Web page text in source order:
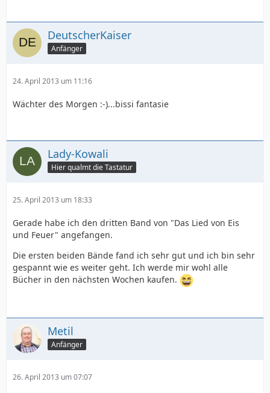
DeutscherKaiser
Anfänger
24. April 2013 um 11:16
Wächter des Morgen :-)...bissi fantasie
Lady-Kowali
Hier qualmt die Tastatur
25. April 2013 um 18:33
Gerade habe ich den dritten Band von "Das Lied von Eis
und Feuer" angefangen.
Die ersten beiden Bände fand ich sehr gut und ich bin sehr
gespannt wie es weiter geht. Ich werde mir wohl alle
Bücher in den nächsten Wochen kaufen.
Metil
Anfänger
26. April 2013 um 07:07